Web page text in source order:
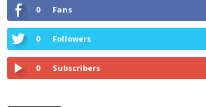
0 Fans
0 Followers
0 Subscribers